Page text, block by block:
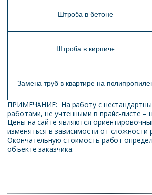
Штроба в бетоне
Штроба в кирпиче
Замена труб в квартире на
ПРИМЕЧАНИЕ:  На работу с
работами, не учтенными в прайс-листе –
Цены на сайте являются
изменяться в зависимости от сложности
Окончательную стоимость работ
объекте заказчика.